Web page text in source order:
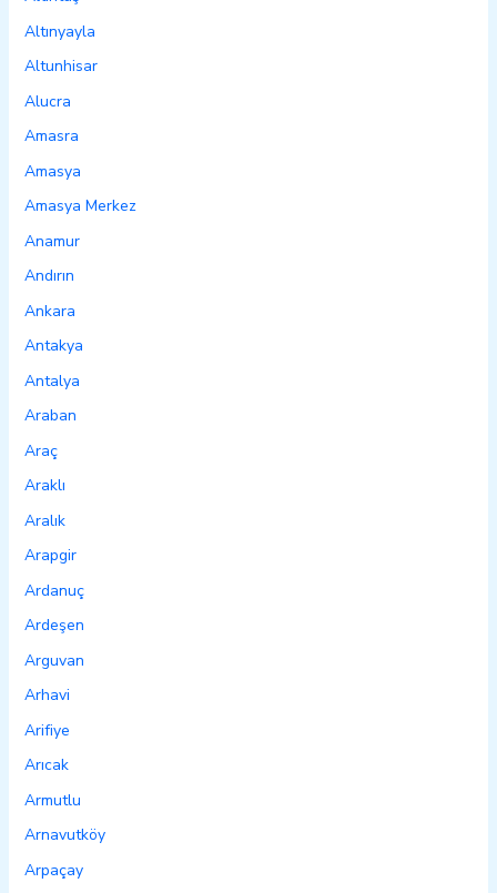
Altınyayla
Altunhisar
Alucra
Amasra
Amasya
Amasya Merkez
Anamur
Andırın
Ankara
Antakya
Antalya
Araban
Araç
Araklı
Aralık
Arapgir
Ardanuç
Ardeşen
Arguvan
Arhavi
Arifiye
Arıcak
Armutlu
Arnavutköy
Arpaçay